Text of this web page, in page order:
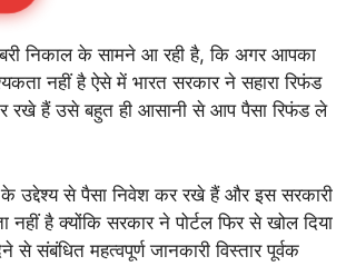
निकाल के सामने आ रही है, कि अगर आपका
नहीं है ऐसे में भारत सरकार ने सहारा रिफंड
रखे हैं उसे बहुत ही आसानी से आप पैसा रिफंड ले
उद्देश्य से पैसा निवेश कर रखे हैं और इस सरकारी
है क्योंकि सरकार ने पोर्टल फिर से खोल दिया
महत्वपूर्ण जानकारी विस्तार पूर्वक